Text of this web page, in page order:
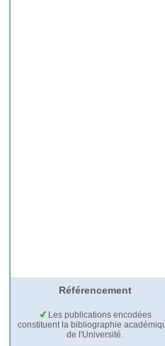
Référencement
Les publications encodées
constituent la bibliographie
de l'Université.